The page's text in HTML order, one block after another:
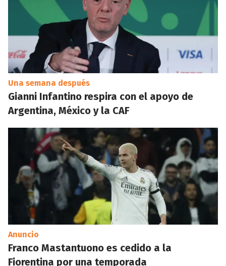
Una semana después
Gianni Infantino respira con el apoyo de
Argentina, México y la CAF
Anuncio
Franco Mastantuono es cedido a la
Fiorentina por una temporada